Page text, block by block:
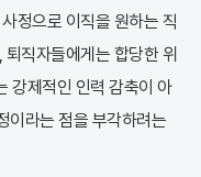
정으로 이직을 원하는 직
직자들에게는 합당한 위
강제적인 인력 감축이 아
이라는 점을 부각하려는